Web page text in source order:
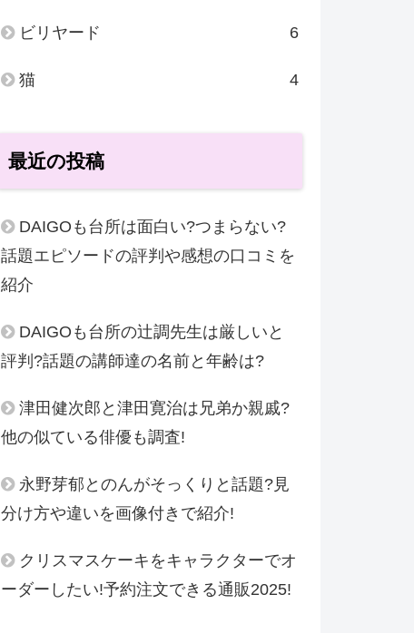
ビリヤード 6
猫 4
最近の投稿
DAIGOも台所は面白い?つまらない?
話題エピソードの評判や感想の口コミを
紹介
DAIGOも台所の辻調先生は厳しいと
評判?話題の講師達の名前と年齢は?
津田健次郎と津田寛治は兄弟か親戚?
他の似ている俳優も調査!
永野芽郁とのんがそっくりと話題?見
分け方や違いを画像付きで紹介!
クリスマスケーキをキャラクターでオ
ーダーしたい!予約注文できる通販2025!